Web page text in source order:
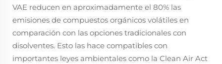
VAE reducen en aproximadamente el 80% las
emisiones de compuestos orgánicos volátiles en
comparación con las opciones tradicionales con
disolventes. Esto las hace compatibles con
importantes leyes ambientales como la Clean Air Act